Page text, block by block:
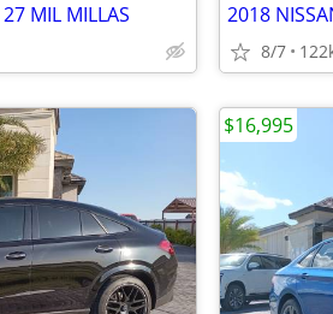
MIL MILLAS 2018
8/7
$16,995